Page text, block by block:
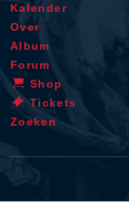
Kalender
Over
Album
Forum
Shop
Tickets
Zoeken